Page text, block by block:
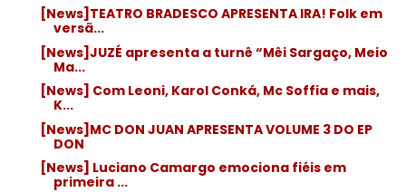
[News]TEATRO BRADESCO APRESENTA IRA! Folk em
versã...
[News]JUZÉ apresenta a turnê “Mêi Sargaço, Meio
Ma...
[News] Com Leoni, Karol Conká, Mc Soffia e mais,
K...
[News]MC DON JUAN APRESENTA VOLUME 3 DO EP
DON
[News] Luciano Camargo emociona fiéis em
primeira ...